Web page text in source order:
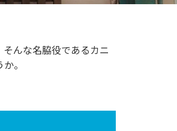
んな名脇役であるカニ
。